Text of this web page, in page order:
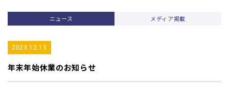
ニュース メディア掲載
2023.12.13
年末年始休業のお知らせ